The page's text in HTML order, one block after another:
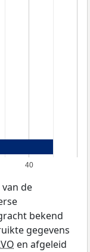
40
van de
bekend
gegevens
en afgeleid